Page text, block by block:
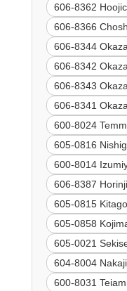
606-8362
606-8366
606-8344
606-8342
606-8343
606-8341
600-8024
605-0816
600-8014
606-8387
605-0815
605-0858
605-0021
604-8004
600-8031